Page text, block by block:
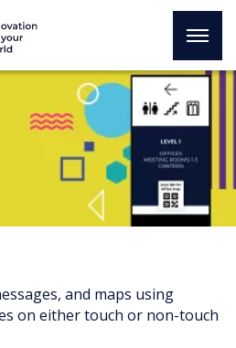
and maps using
on either touch or non-touch